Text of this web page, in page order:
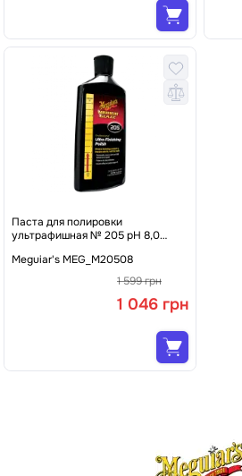
Паста для полировки
ультрафишная № 205 pH 8,0
237 мл (&gt;P3000)
Meguiar's MEG_M20508
1 599 грн
1 046 грн